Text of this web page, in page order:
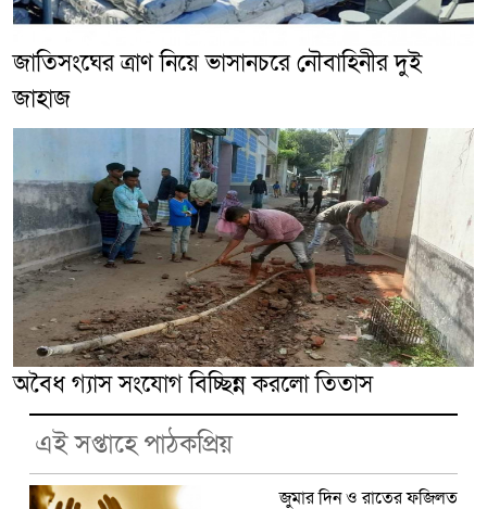
জাতিসংঘের ত্রাণ নিয়ে ভাসানচরে নৌবাহিনীর দুই
জাহাজ
অবৈধ গ্যাস সংযোগ বিচ্ছিন্ন করলো তিতাস
এই সপ্তাহে পাঠকপ্রিয়
জুমার দিন ও রাতের ফজিলত